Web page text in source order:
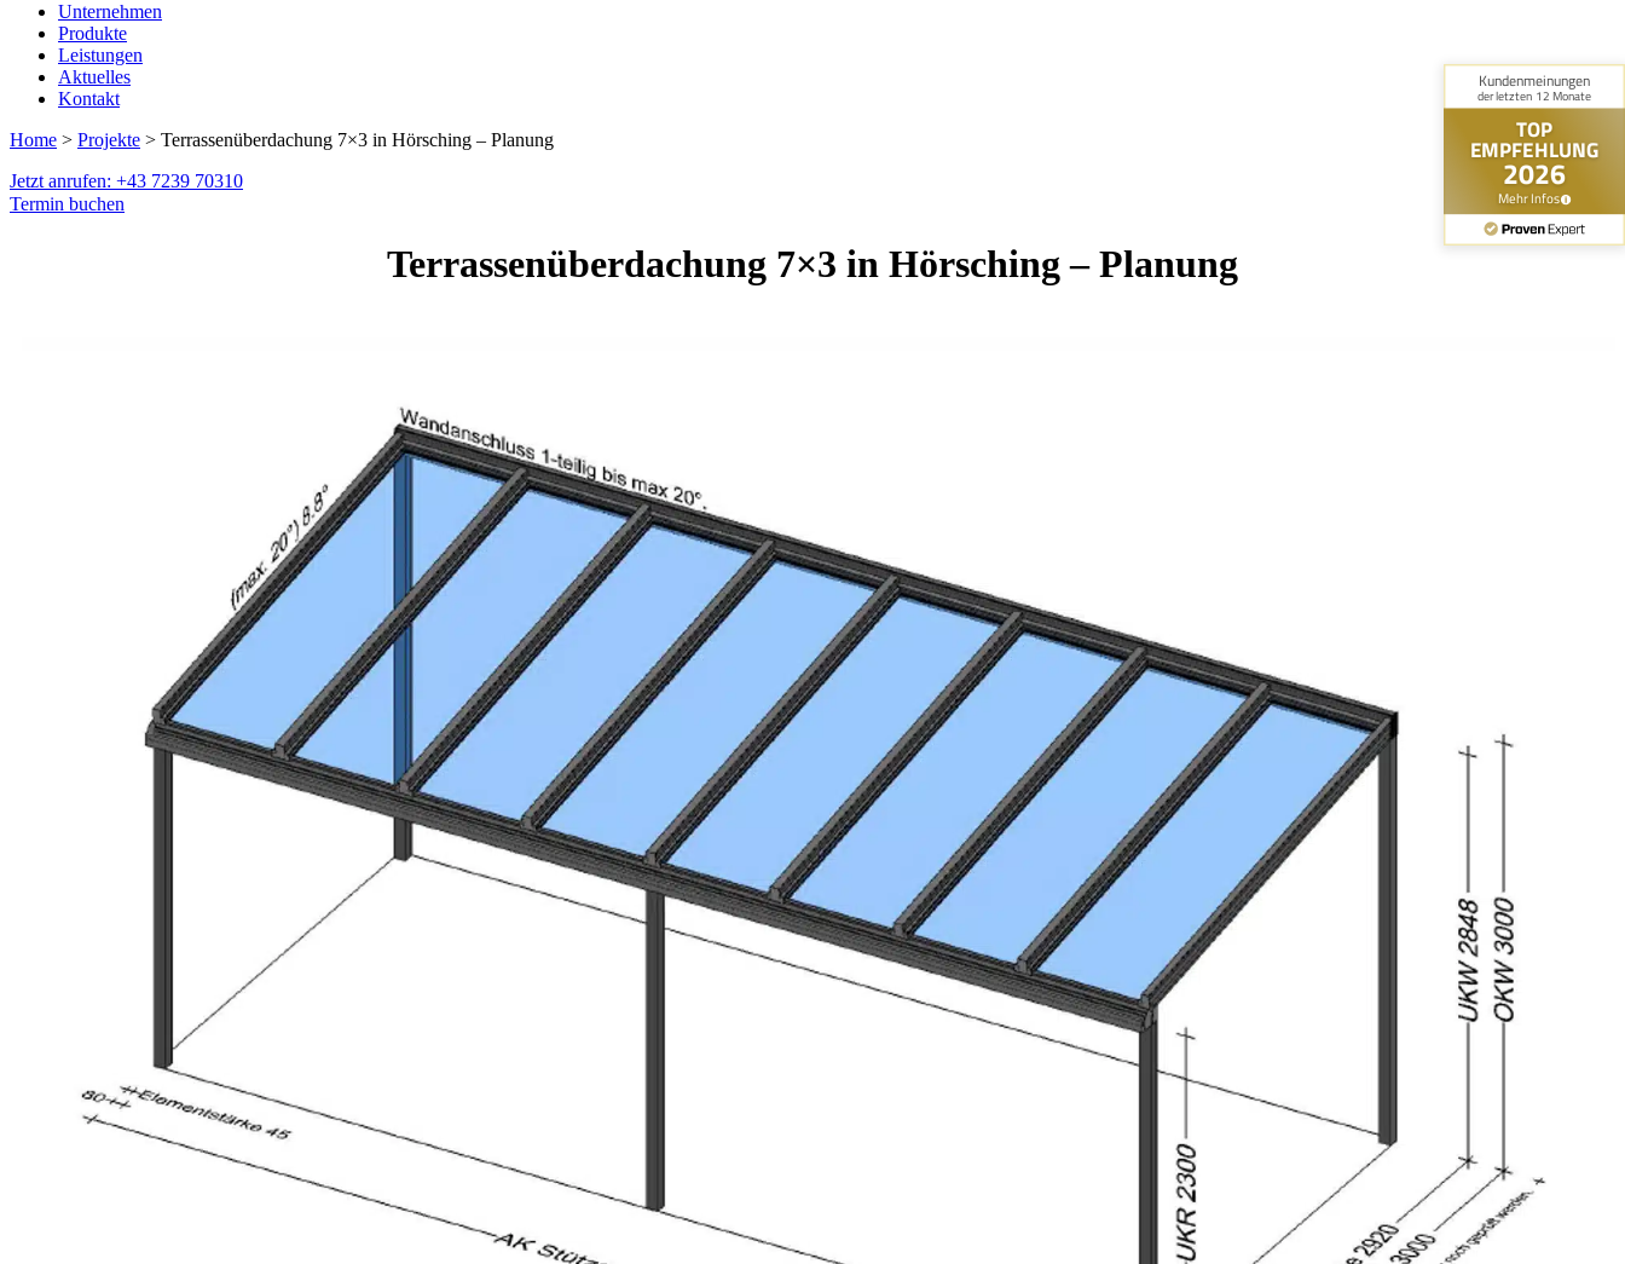
Unternehmen
Produkte
Leistungen
Aktuelles
Kontakt
Home > Projekte > Terrassenüberdachung 7×3 in Hörsching – Planung
Jetzt anrufen: +43 7239 70310
Termin buchen
Terrassenüberdachung 7×3 in Hörsching – Planung